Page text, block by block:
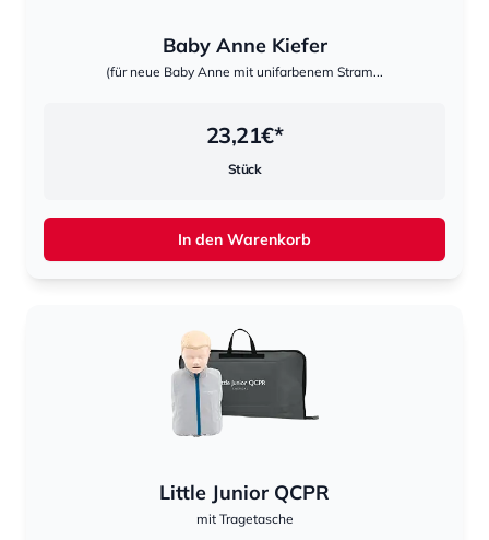
Baby Anne Kiefer
(für neue Baby Anne mit unifarbenem Stram...
23,21€*
Stück
In den Warenkorb
Little Junior QCPR
mit Tragetasche